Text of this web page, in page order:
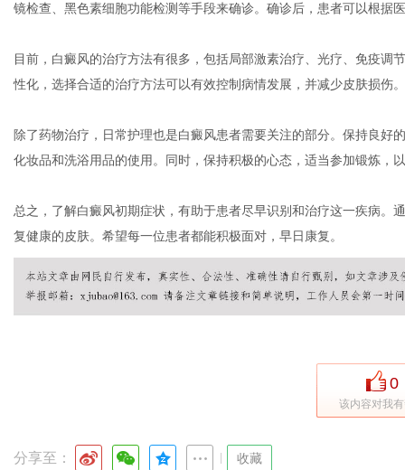
镜检查、黑色素细胞功能检测等手段来确诊。确诊后，患者可以根据
目前，白癜风的治疗方法有很多，包括局部激素治疗、光疗、免疫调
性化，选择合适的治疗方法可以有效控制病情发展，并减少皮肤损伤。
除了药物治疗，日常护理也是白癜风患者需要关注的部分。保持良好
化妆品和洗浴用品的使用。同时，保持积极的心态，适当参加锻炼，
总之，了解白癜风初期症状，有助于患者尽早识别和治疗这一疾病。
复健康的皮肤。希望每一位患者都能积极面对，早日康复。
0
该内容对我
分享至： 收藏